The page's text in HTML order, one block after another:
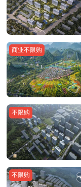
商业不限购
不限购
不限购